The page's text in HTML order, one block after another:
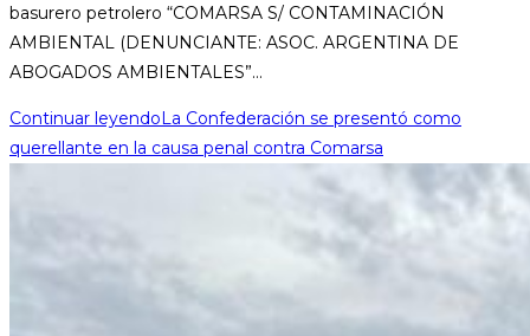
basurero petrolero “COMARSA S/ CONTAMINACIÓN
AMBIENTAL (DENUNCIANTE: ASOC. ARGENTINA DE
ABOGADOS AMBIENTALES”…
Continuar leyendoLa Confederación se presentó como
querellante en la causa penal contra Comarsa